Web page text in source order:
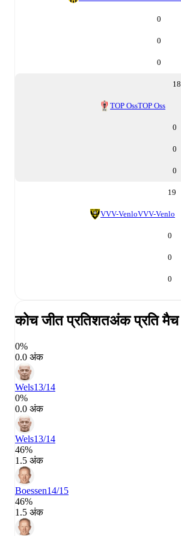
0
0
0
18
TOP OssTOP Oss
0
0
0
19
VVV-VenloVVV-Venlo
0
0
0
कोच जीत प्रतिशतअंक प्रति मैच
0%
0.0 अंक
Wels13/14
0%
0.0 अंक
Wels13/14
46%
1.5 अंक
Boessen14/15
46%
1.5 अंक